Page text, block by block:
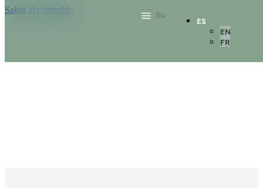
Saltar al contenido
ES
EN
FR